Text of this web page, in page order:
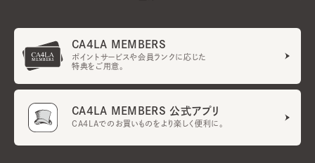
CA4LA MEMBERS
ポイントサービスや会員ランクに応じた
特典をご用意。
CA4LA MEMBERS 公式アプリ
CA4LAでのお買いものをより楽しく便利に。